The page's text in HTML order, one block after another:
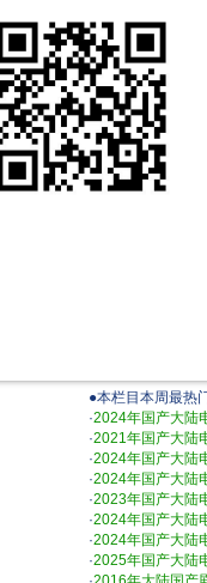
将于2019年1月17日在yoo
而产生了通感，即连通了身
当毫无交集的异地男女连
下去。在每日的嬉笑怒骂
受高速下载和在线
10集 第09集
多人使用，速度更快 电影天
●本栏目本周最热
·2024年国产大陆
·2021年国产大陆
·2024年国产大陆
·2024年国产大陆
·2023年国产大陆
·2024年国产大陆
·2024年国产大陆
·2025年国产大陆